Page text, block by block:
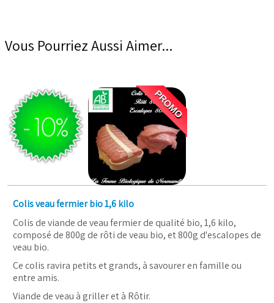
Vous Pourriez Aussi Aimer...
PROMO
Colis veau fermier bio 1,6 kilo
Colis de viande de veau fermier de qualité bio, 1,6 kilo,
composé de 800g de rôti de veau bio, et 800g d'escalopes de
veau bio.
Ce colis ravira petits et grands, à savourer en famille ou
entre amis.
Viande de veau à griller et à Rôtir.